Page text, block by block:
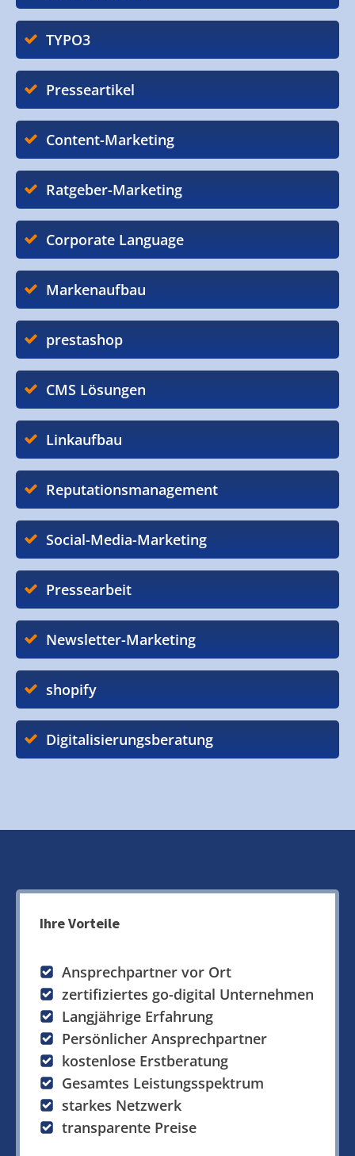
TYPO3
Presseartikel
Content-Marketing
Ratgeber-Marketing
Corporate Language
Markenaufbau
prestashop
CMS Lösungen
Linkaufbau
Reputationsmanagement
Social-Media-Marketing
Pressearbeit
Newsletter-Marketing
shopify
Digitalisierungsberatung
Ihre Vorteile
Ansprechpartner vor Ort
zertifiziertes go-digital Unternehmen
Langjährige Erfahrung
Persönlicher Ansprechpartner
kostenlose Erstberatung
Gesamtes Leistungsspektrum
starkes Netzwerk
transparente Preise